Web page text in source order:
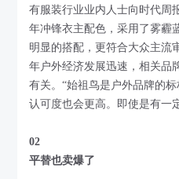
有服装行业业内人士向时代周
年冲锋衣主配色，采用了雾霾
明显的搭配，更符合大众主流
年户外经济发展迅速，相关品
有关。“始祖鸟是户外品牌的
认可度也会更高。即使是有一
02
平替也卖爆了